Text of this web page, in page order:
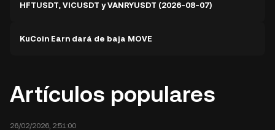
HFTUSDT, VICUSDT y VANRYUSDT (2026-08-07)
KuCoin Earn dará de baja MOVE
Artículos populares
26/02/2026, 2:51:00